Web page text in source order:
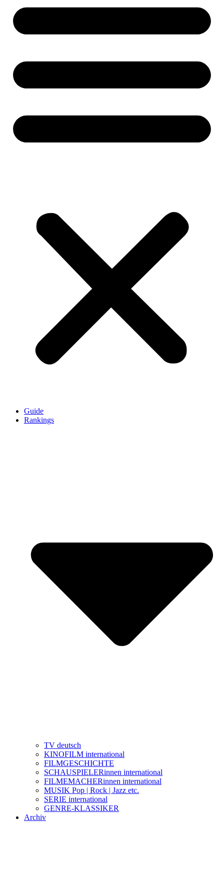
Guide
Rankings
TV deutsch
KINOFILM international
FILMGESCHICHTE
SCHAUSPIELERinnen international
FILMEMACHERinnen international
MUSIK Pop | Rock | Jazz etc.
SERIE international
GENRE-KLASSIKER
Archiv